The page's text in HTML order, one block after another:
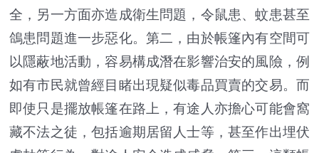
全，另一方面亦造成衛生問題，令鼠患、蚊患甚至
鴿患問題進一步惡化。第二，由於帳篷內有空間可
以隱蔽地活動，容易構成潛在影響治安的風險，例
如有市民就曾經目睹出現疑似毒品買賣的交易。而
即使只是擺放帳篷在路上，有途人亦擔心可能會窩
藏不法之徒，包括逾期居留人士等，甚至作出埋伏